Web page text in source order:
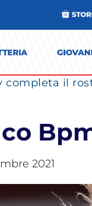
2021